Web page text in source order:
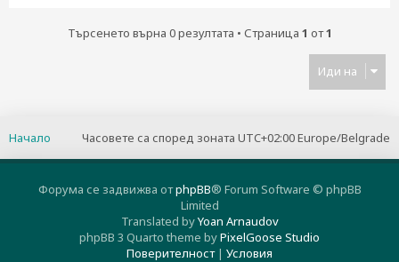
Търсенето върна 0 резултата • Страница 1 от1
Иди на
Часовете са според зоната UTC+02:00 Europe/Belgrade
Начало
Форума се задвижва отphpBB® Forum Software © phpBB
Limited
Translated byYoan Arnaudov
phpBB 3 Quarto theme byPixelGoose Studio
Поверителност| Условия